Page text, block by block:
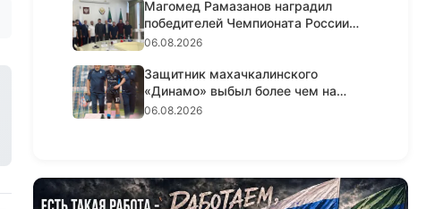
Магомед Рамазанов наградил
победителей Чемпионата России
по...
06.08.2026
Защитник махачкалинского
«Динамо» выбыл более чем на
полгода...
06.08.2026